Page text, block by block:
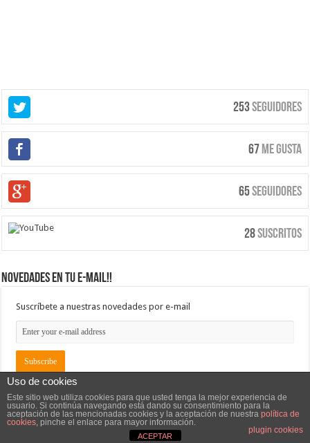
253Seguidores
67 Me Gusta
65Seguidores
28Suscritos
Novedades en tu e-mail!!
Suscríbete a nuestras novedades por e-mail
Uso de cookies
Este sitio web utiliza cookies para que usted tenga la mejor experiencia de
usuario. Si continúa navegando está dando su consentimiento para la
aceptación de las mencionadas cookies y la aceptación de nuestra política de
cookies, pinche el enlace para mayor información.
plugin cookies
ACEPTAR